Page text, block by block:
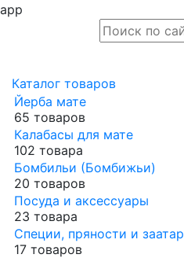
app
Каталог товаров
Йерба мате
65 товаров
Калабасы для мате
102 товара
Бомбильи (Бомбижьи)
20 товаров
Посуда и аксессуары
23 товара
Специи, пряности и заатар
17 товаров